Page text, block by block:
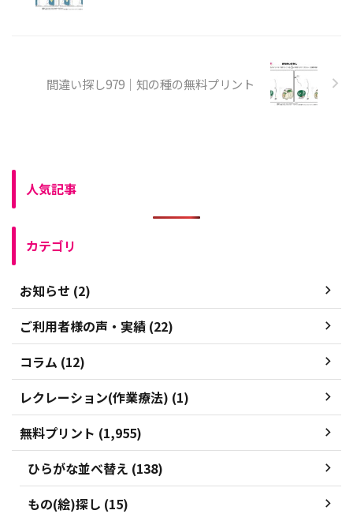
間違い探し979｜知の種の無料プリント
人気記事
カテゴリ
お知らせ (2)
ご利用者様の声・実績 (22)
コラム (12)
レクレーション(作業療法) (1)
無料プリント (1,955)
ひらがな並べ替え (138)
もの(絵)探し (15)